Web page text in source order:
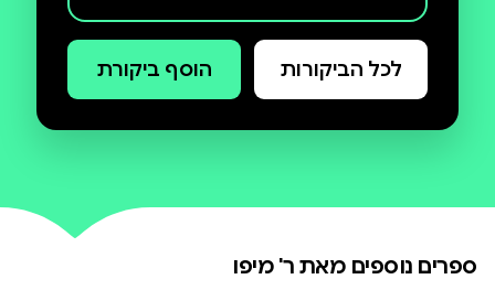
ניתן להן חופש פעולה ולמרות זאת
איזבל מוצגת כאישה שהכוח הוא טבעי
אלא שהיא משתכנעת בכוח האל
לכל הביקורות הוסף ביקורת
ספרים נוספים מאת ר' מיפו